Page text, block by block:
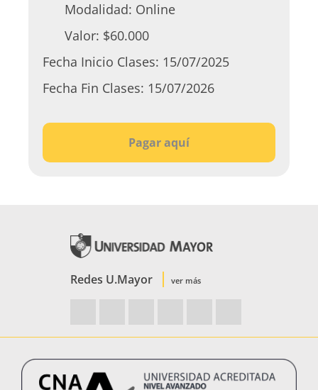
Modalidad: Online
Valor: $60.000
Fecha Inicio Clases: 15/07/2025
Fecha Fin Clases: 15/07/2026
Pagar aquí
Redes U.Mayor ver más